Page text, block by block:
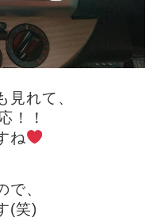
れて、
！！
ね
、
(笑)